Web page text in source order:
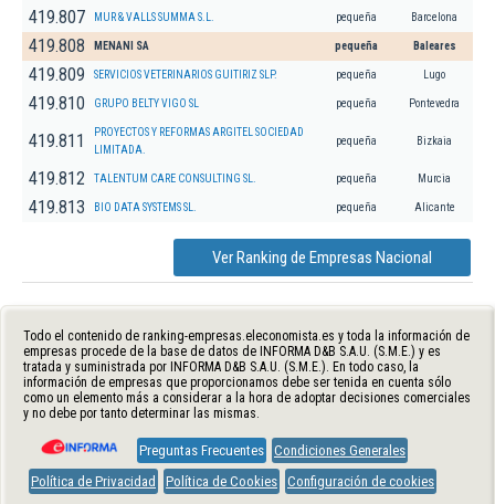
419.807 MUR & VALLS SUMMA S.L. pequeña Barcelona
419.808 MENANI SA pequeña Baleares
419.809 SERVICIOS VETERINARIOS GUITIRIZ SLP. pequeña Lugo
419.810 GRUPO BELTY VIGO SL pequeña Pontevedra
419.811
PROYECTOS Y REFORMAS ARGITEL SOCIEDAD
LIMITADA.
pequeña Bizkaia
419.812 TALENTUM CARE CONSULTING SL. pequeña Murcia
419.813 BIO DATA SYSTEMS SL. pequeña Alicante
Ver Ranking de Empresas Nacional
Todo el contenido de ranking-empresas.eleconomista.es y toda la información de
empresas procede de la base de datos de INFORMA D&B S.A.U. (S.M.E.) y es
tratada y suministrada por INFORMA D&B S.A.U. (S.M.E.). En todo caso, la
información de empresas que proporcionamos debe ser tenida en cuenta sólo
como un elemento más a considerar a la hora de adoptar decisiones comerciales
y no debe por tanto determinar las mismas.
Preguntas Frecuentes Condiciones Generales
Política de Privacidad
Política de Cookies Configuración de cookies